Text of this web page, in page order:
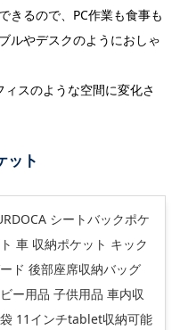
きるので、PC作業も食事も
ルやデスクのようにおしゃ
スのような空間に変化さ
ット
シートバックポケ
車 収納ポケット キック
ド 後部座席収納バッグ
ー用品 子供用品 車内収
11インチtablet収納可能